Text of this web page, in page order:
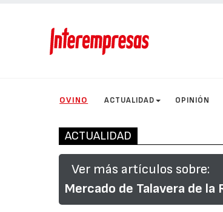
OVINO ACTUALIDAD OPINIÓN
ACTUALIDAD
Ver más artículos sobre:
Mercado de Talavera de